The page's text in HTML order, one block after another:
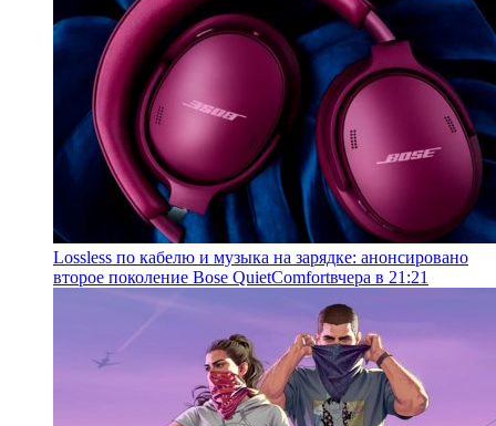
Lossless по кабелю и музыка на зарядке: анонсировано
второе поколение Bose QuietComfortвчера в 21:21